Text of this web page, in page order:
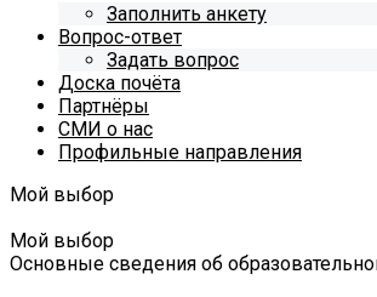
Заполнить анкету
Вопрос-ответ
Задать вопрос
Доска почёта
Партнёры
СМИ о нас
Профильные направления
Мой выбор
Мой выбор
Основные сведения об